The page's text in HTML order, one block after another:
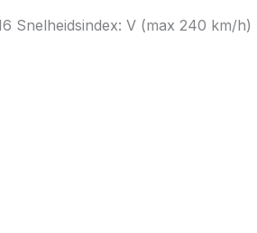
Snelheidsindex: V (max 240 km/